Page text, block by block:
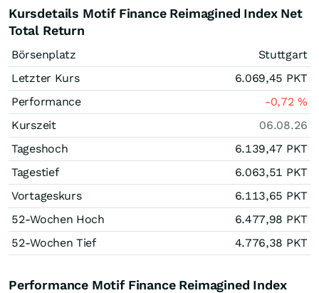
Kursdetails Motif Finance Reimagined Index Net
Total Return
Börsenplatz
Stuttgart
Letzter Kurs
6.069,45 PKT
Performance
-0,72%
Kurszeit
06.08.26
Tageshoch
6.139,47 PKT
Tagestief
6.063,51 PKT
Vortageskurs
6.113,65 PKT
52-Wochen Hoch
6.477,98 PKT
52-Wochen Tief
4.776,38 PKT
Performance Motif Finance Reimagined Index